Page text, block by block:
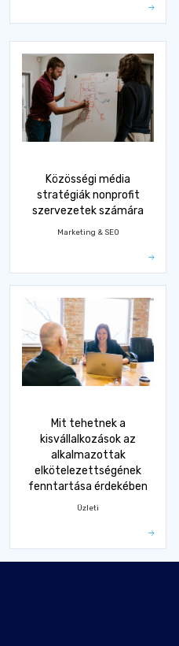
Közösségi média
stratégiák nonprofit
szervezetek számára
Marketing & SEO
Mit tehetnek a
kisvállalkozások az
alkalmazottak
elkötelezettségének
fenntartása érdekében
Üzleti